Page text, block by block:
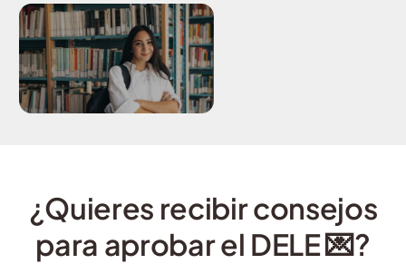
¿Quieres recibir consejos
para aprobar el DELE 💌?